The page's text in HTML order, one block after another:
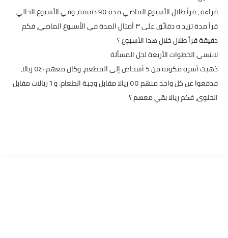
قراءة ، قرأ طلال الأسبوع الماضي مدة ٩٥ دقيقة، وفي الأسبوع الحالي
قرأ مدة تزيد ه دقائق على ٣ أمثال المدة في الأسبوع الماضي، فكم
دقيقة قرأ طلال خلال هذا الأسبوع ؟
لاننسى الخطوات الأربعة لحل المسألة
ذهبت أسرة مكونة من 5 أشخاص إلى المطعم، وكان معهم ٥٤٠ ريالا،
فدفعوا عن كل واحد منهم ٥٥ ريالا مقابل وجبة الطعام. و ٦ ريالات مقابل
الحلوى، فكم ريالا بقي معهم ؟